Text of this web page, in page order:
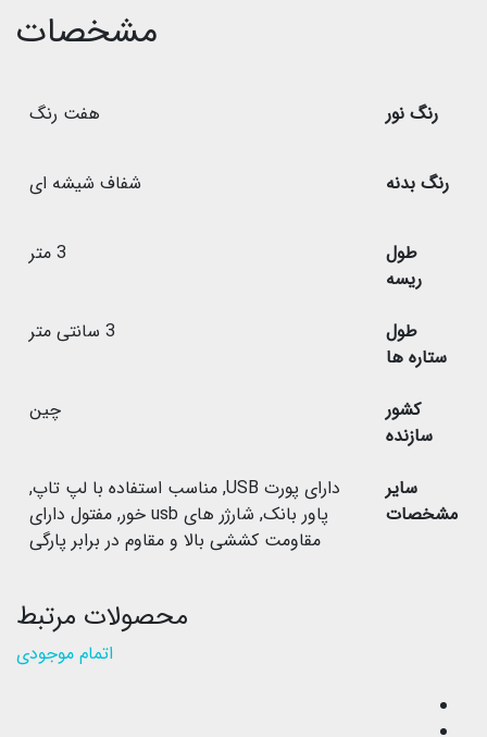
مشخصات
رنگ نور هفت رنگ
رنگ بدنه شفاف شیشه ای
طول
ریسه
3 متر
طول
ستاره ها
3 سانتی متر
کشور
سازنده
چین
سایر
مشخصات
دارای پورت USB , مناسب استفاده با لپ تاپ,
پاور بانک, شارژر های usb خور , مفتول دارای
مقاومت کششی بالا و مقاوم در برابر پارگی
محصولات مرتبط
اتمام موجودی